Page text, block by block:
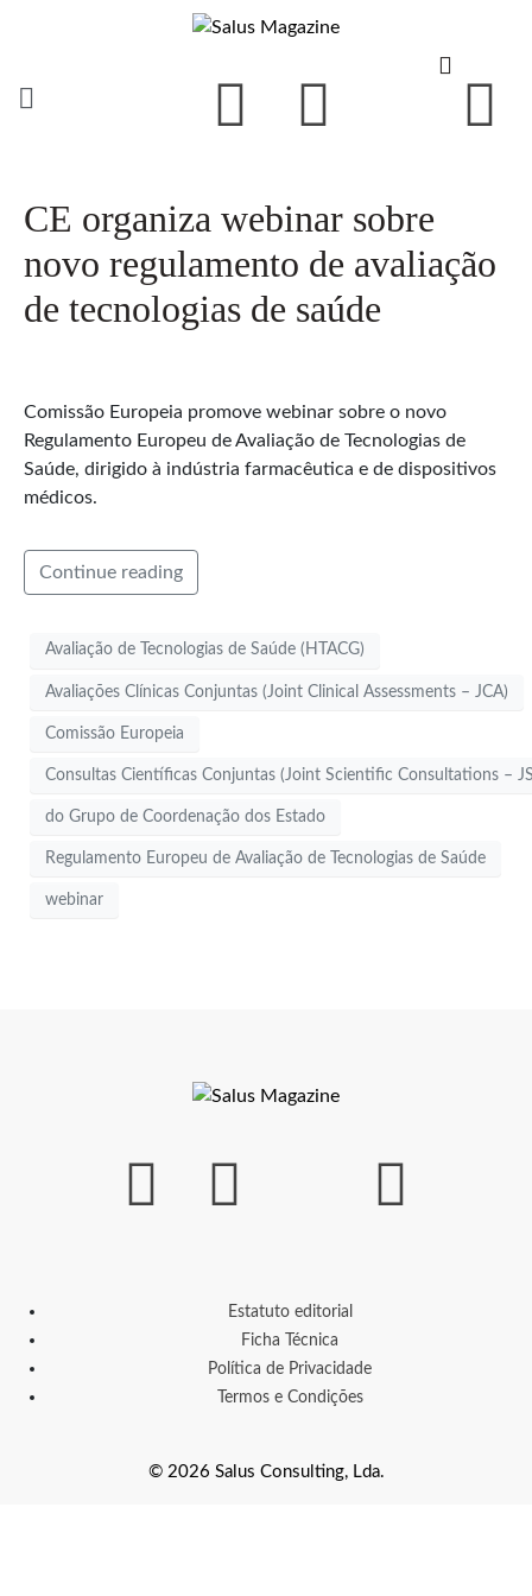
CE organiza webinar sobre
novo regulamento de avaliação
de tecnologias de saúde
Comissão Europeia promove webinar sobre o novo
Regulamento Europeu de Avaliação de Tecnologias de
Saúde, dirigido à indústria farmacêutica e de dispositivos
médicos.
Continue reading
Avaliação de Tecnologias de Saúde (HTACG)
Avaliações Clínicas Conjuntas (Joint Clinical Assessments – JCA)
Comissão Europeia
Consultas Científicas Conjuntas (Joint Scientific Consultations –
do Grupo de Coordenação dos Estado
Regulamento Europeu de Avaliação de Tecnologias de Saúde
webinar
Estatuto editorial
Ficha Técnica
Política de Privacidade
Termos e Condições
© 2026 Salus Consulting, Lda.